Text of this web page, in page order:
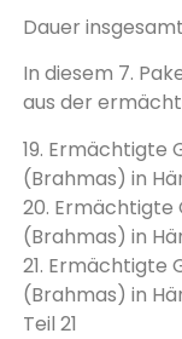
Dauer
In diesem 7.
aus der
19. Ermächtigte
(Brahmas) in
20. Ermächtigte
(Brahmas) in
21. Ermächtigte
(Brahmas) in
Teil 21